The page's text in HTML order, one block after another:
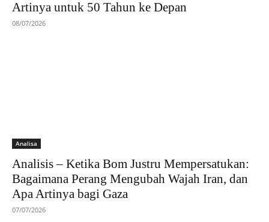
Artinya untuk 50 Tahun ke Depan
08/07/2026
Analisa
Analisis – Ketika Bom Justru Mempersatukan:
Bagaimana Perang Mengubah Wajah Iran, dan
Apa Artinya bagi Gaza
07/07/2026